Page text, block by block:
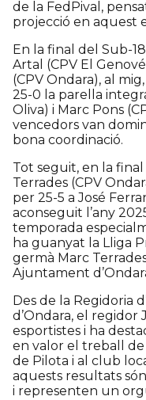
de la FedPival,
projecció en aquest
En la final del Sub-
Artal (CPV El
(CPV Ondara), al
25-0 la parella
Oliva) i Marc Pons
vencedors van
bona coordinació.
Tot seguit, en la
Terrades (CPV
per 25-5 a José
aconseguit l’any
temporada
ha guanyat la Lliga
germà Marc
Ajuntament
Des de la Regidoria
d’Ondara, el regidor
esportistes i ha
en valor el treball de
de Pilota i al club
aquests resultats
i representen un